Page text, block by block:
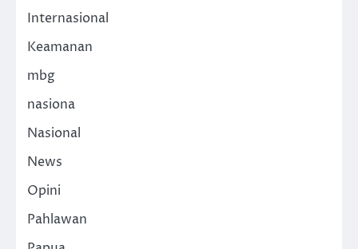
Internasional
Keamanan
mbg
nasiona
Nasional
News
Opini
Pahlawan